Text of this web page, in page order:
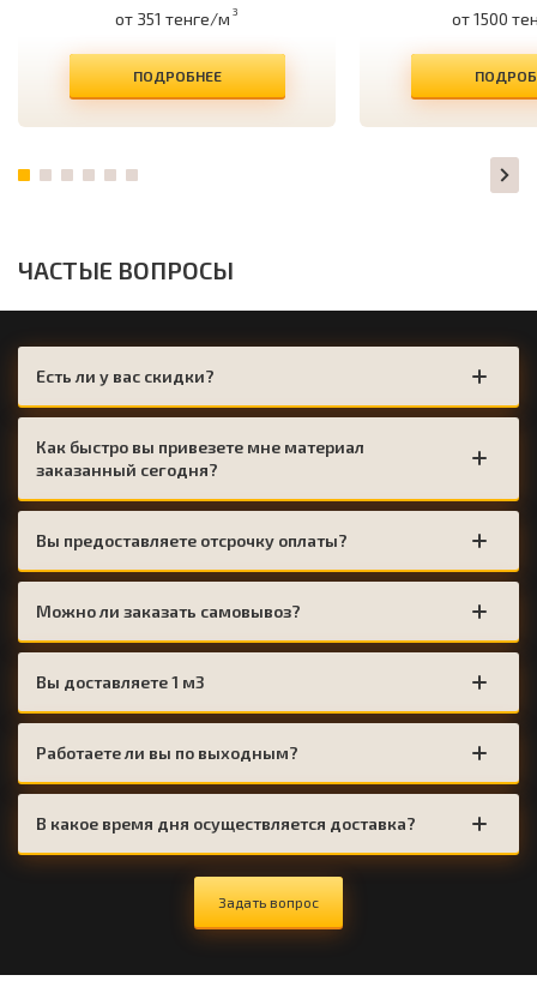
от 351 тенге/м 3
ПОДРОБНЕЕ
от 1500
ЧАСТЫЕ ВОПРОСЫ
Есть ли у вас скидки?
Как быстро вы привезете мне материал
заказанный сегодня?
Вы предоставляете отсрочку оплаты?
Можно ли заказать самовывоз?
Вы доставляете 1 м3
Работаете ли вы по выходным?
В какое время дня осуществляется доставка?
Задать вопрос